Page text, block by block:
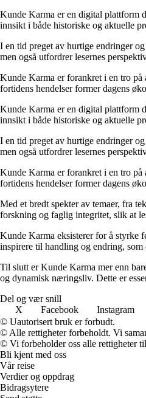
Kunde Karma er en digital plattform
innsikt i både historiske og aktuelle
I en tid preget av hurtige endringer
men også utfordrer lesernes
Kunde Karma er forankret i en tro på
fortidens hendelser former dagens
Kunde Karma er en digital plattform
innsikt i både historiske og aktuelle
I en tid preget av hurtige endringer
men også utfordrer lesernes
Kunde Karma er forankret i en tro på
fortidens hendelser former dagens
Med et bredt spekter av temaer, fra
forskning og faglig integritet, slik at
Kunde Karma eksisterer for å styrke
inspirere til handling og endring,
Til slutt er Kunde Karma mer enn
og dynamisk næringsliv. Dette er
Del og vær snill
X
Facebook Instagram
© Uautorisert bruk er forbudt.
© Alle rettigheter forbeholdt. Vi
© Vi forbeholder oss alle rettigheter
Bli kjent med oss
Vår reise
Verdier og oppdrag
Bidragsytere